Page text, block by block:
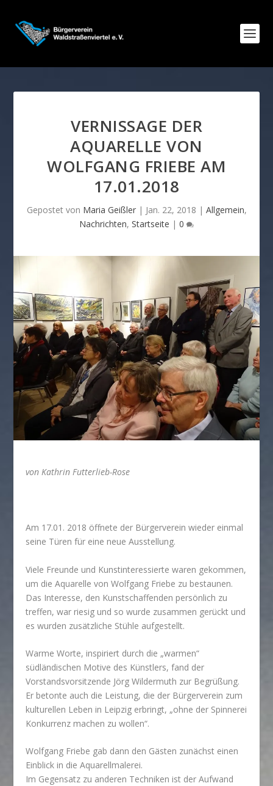
VERNISSAGE DER
AQUARELLE VON
WOLFGANG FRIEBE AM
17.01.2018
Gepostet von Maria Geißler| Jan. 22, 2018 | Allgemein,
Nachrichten, Startseite | 0
von Kathrin Futterlieb-Rose
Am 17.01. 2018 öffnete der Bürgerverein wieder einmal
seine Türen für eine neue Ausstellung.
Viele Freunde und Kunstinteressierte waren gekommen,
um die Aquarelle von Wolfgang Friebe zu bestaunen.
Das Interesse, den Kunstschaffenden persönlich zu
treffen, war riesig und so wurde zusammen gerückt und
es wurden zusätzliche Stühle aufgestellt.
Warme Worte, inspiriert durch die „warmen“
südländischen Motive des Künstlers, fand der
Vorstandsvorsitzende Jörg Wildermuth zur Begrüßung.
Er betonte auch die Leistung, die der Bürgerverein zum
kulturellen Leben in Leipzig erbringt, „ohne der Spinnerei
Konkurrenz machen zu wollen“.
Wolfgang Friebe gab dann den Gästen zunächst einen
Einblick in die Aquarellmalerei.
Im Gegensatz zu anderen Techniken ist der Aufwand